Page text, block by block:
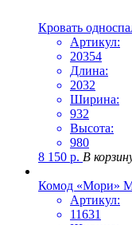
Кровать
Артикул:
20354
Длина:
2032
Ширина:
932
Высота:
980
8 150 р. В
Комод «Мори»
Артикул:
11631